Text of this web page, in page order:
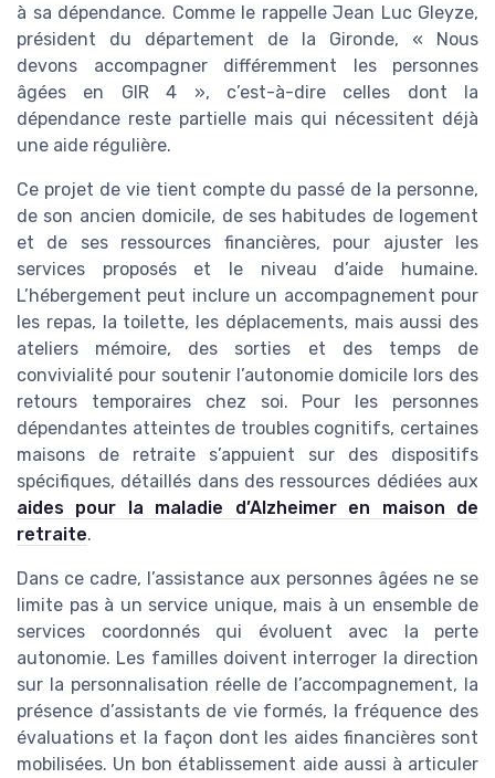
à sa dépendance. Comme le rappelle Jean Luc Gleyze,
président du département de la Gironde, « Nous
devons accompagner différemment les personnes
âgées en GIR 4 », c’est-à-dire celles dont la
dépendance reste partielle mais qui nécessitent déjà
une aide régulière.
Ce projet de vie tient compte du passé de la personne,
de son ancien domicile, de ses habitudes de logement
et de ses ressources financières, pour ajuster les
services proposés et le niveau d’aide humaine.
L’hébergement peut inclure un accompagnement pour
les repas, la toilette, les déplacements, mais aussi des
ateliers mémoire, des sorties et des temps de
convivialité pour soutenir l’autonomie domicile lors des
retours temporaires chez soi. Pour les personnes
dépendantes atteintes de troubles cognitifs, certaines
maisons de retraite s’appuient sur des dispositifs
spécifiques, détaillés dans des ressources dédiées aux
aides pour la maladie d’Alzheimer en maison de
retraite.
Dans ce cadre, l’assistance aux personnes âgées ne se
limite pas à un service unique, mais à un ensemble de
services coordonnés qui évoluent avec la perte
autonomie. Les familles doivent interroger la direction
sur la personnalisation réelle de l’accompagnement, la
présence d’assistants de vie formés, la fréquence des
évaluations et la façon dont les aides financières sont
mobilisées. Un bon établissement aide aussi à articuler